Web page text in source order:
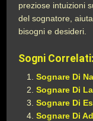
preziose intuizioni
del sognatore,
bisogni e desideri.
Sogni Correlati:
Sognare Di
Sognare Di
Sognare Di
Sognare Di